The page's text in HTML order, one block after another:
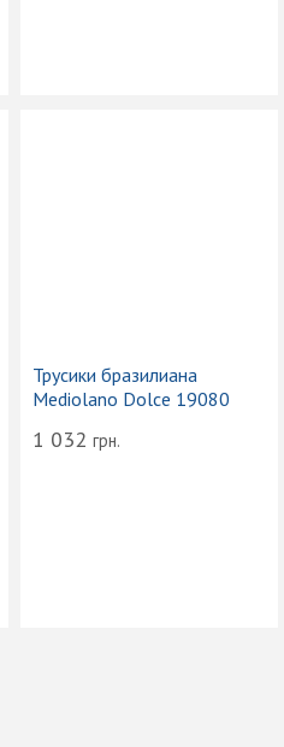
Трусики бразилиана
Mediolano Dolce 19080
1 032 грн.